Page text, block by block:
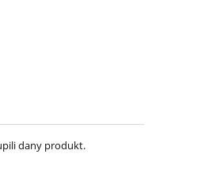
dany produkt.